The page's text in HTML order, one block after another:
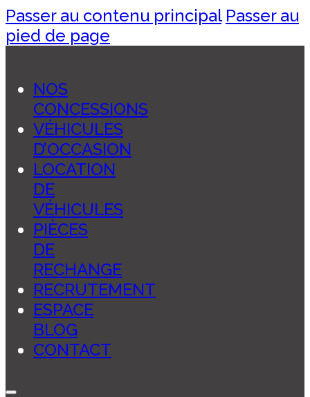
Passer au contenu principal Passer au
pied de page
NOS
CONCESSIONS
VÉHICULES
D’OCCASION
LOCATION
DE
VÉHICULES
PIÈCES
DE
RECHANGE
RECRUTEMENT
ESPACE
BLOG
CONTACT